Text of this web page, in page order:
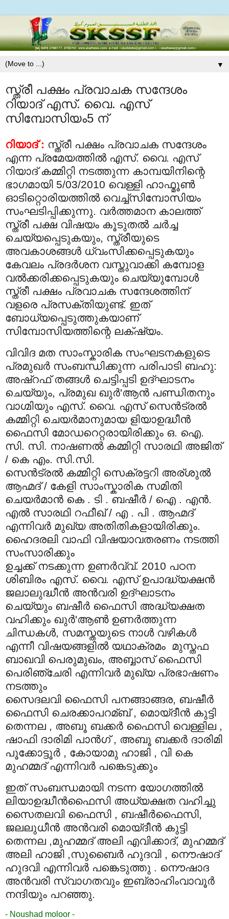
▼
സ്ത്രീ പക്ഷം പ്രവാചക സന്ദേശം
റിയാദ് എസ്. വൈ. എസ്
സിമ്പോസിയം5 ന്
റിയാദ് : സ്ത്രീ പക്ഷം പ്രവാചക സന്ദേശം
എന്ന പ്രമേയത്തില്‍ എസ്. വൈ. എസ്
റിയാദ് കമ്മിറ്റി നടത്തുന്ന കാമ്പയിനിന്റെ
ഭാഗമായി 5/03/2010 വെള്ളി ഹാഫ്മൂണ്‍
ഓടിറ്റൊരിയത്തില്‍ വെച്ച്സിമ്പോസിയം
സംഘടിപ്പിക്കുന്നു. വര്‍ത്തമാന കാലത്ത്
സ്ത്രീ പക്ഷ വിഷയം കൂടുതല്‍ ചര്‍ച്ച
ചെയ്യപ്പെടുകയും, സ്ത്രീയുടെ
അവകാശങ്ങള്‍ ധ്വംസിക്കപ്പെടുകയും
കേവലം പ്രദര്‍ശന വസ്തുവാക്കി കമ്പോള
വല്‍ക്കരിക്കപ്പെടുകയും ചെയ്യുമ്പോള്‍
സ്ത്രീ പക്ഷം പ്രവാചക സന്ദേശത്തിന്
വളരെ പ്രസക്തിയുണ്ട്. ഇത്
ബോധ്യപ്പെടുത്തുകയാണ്
സിമ്പോസിയത്തിന്റെ ലക്‌ഷ്യം.
വിവിദ മത സാംസ്കാരിക സംഘടനകളുടെ
പ്രമുഖര്‍ സംബന്ധിക്കുന്ന പരിപാടി ബഹു:
അഷ്‌റഫ്‌ തങ്ങള്‍ ചെട്ടിപ്പടി ഉദ്ഘാടനം
ചെയ്യും, പ്രമുഖ ഖുര്‍'ആന്‍ പണ്ഡിതനും
വാഗ്മിയും എസ്. വൈ. എസ് സെന്‍ട്രല്‍
കമ്മിറ്റി ചെയര്‍മാനുമായ ളിയാഉദ്ധീന്‍
ഫൈസി മോഡറെറ്റരായിരിക്കും ഒ. ഐ.
സി. സി. നാഷണല്‍ കമ്മിറ്റി സാരഥി അജിത്‌
/ കെ എം. സി.സി.
സെന്‍ട്രല്‍ കമ്മിറ്റി സെക്രട്ടറി അര്ശുല്‍
ആഹ്മദ് / കേളി സാംസ്കാരിക സമിതി
ചെയര്‍മാന്‍ കെ . ടി . ബഷീര്‍ / ഐ . എന്‍.
എല്‍ സാരഥി റഫീഖ് / എ . പി . ആഹ്മദ്
എന്നിവര്‍ മുഖ്യ അതിതികളായിരിക്കും.
ഹൈദരലി വാഫി വിഷയാവതരണം നടത്തി
സംസാരിക്കും
ഉച്ചക്ക് നടക്കുന്ന ഉണര്‍വ്വ്. 2010 പഠന
ശിബിരം എസ്. വൈ. എസ് ഉപാദ്ധ്യക്ഷന്‍
ജലാലുദ്ധീന്‍ അന്‍വരി ഉദ്ഘാടനം
ചെയ്യും ബഷീര്‍ ഫൈസി അദ്ധ്യക്ഷത
വഹിക്കും ഖുര്‍'ആണ്‍ ഉണര്‍ത്തുന്ന
ചിന്ധകള്‍, സമസ്തയുടെ നാള്‍ വഴികള്‍
എന്നീ വിഷയങ്ങളില്‍ യഥാക്രമം ‍ മുസ്തഫ
ബാഖവി പെരുമുഖം, അബ്ബാസ്‌ ഫൈസി
പെരിഞ്ചേരി എന്നിവര്‍ മുഖ്യ പ്രഭാഷണം
നടത്തും
സൈദലവി ഫൈസി പനങ്ങാങ്ങര, ബഷീര്‍
ഫൈസി ചെരക്കാപറമ്ബ്‌ , മൊയ്ദീന്‍ കുട്ടി
തെന്നല , അബൂ ബക്കര്‍ ഫൈസി വെള്ളില ,
ഷാഫി ദാരിമി പാന്‍ഗ് , അബൂ ബക്കര്‍ ദാരിമി
പൂക്കോട്ടൂര്‍ , കോയാമു ഹാജി , വി കെ
മുഹമ്മദ്‌ എന്നിവര്‍ പങ്കെടുക്കും
ഇത് സംബന്ധമായി നടന്ന യോഗത്തില്‍
ലിയാഉദ്ധീന്‍ഫൈസി അധ്യക്ഷത വഹിച്ചു
സൈതലവി ഫൈസി , ബഷീര്‍ഫൈസി,
ജലലുധീന്‍ അന്‍വരി മൊയ്ദീന്‍ കുട്ടി
തെന്നല ,മുഹമ്മദ്‌ ‌അലി എവിക്കാദ്, മുഹമ്മദ്‌
അലി ഹാജി ,സുബൈര്‍ ഹുദവി , നൌഷാദ്
ഹുദവി എന്നിവര്‍ പങ്കെടുത്തു . നൌഷാദ
അന്‍‍വരി സ്വാഗതവും ഇബ്രാഹിംവാവൂര്‍
നന്ദിയും പറഞ്ഞു.
- Noushad moloor -